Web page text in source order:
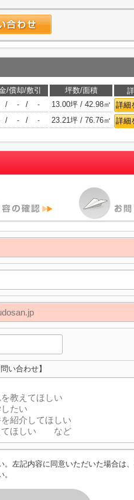
/償却/敷引 坪数/面積
/ - / - 13.00坪 / 42.98㎡ 詳細
/ - / - 23.21坪 / 76.76㎡ 詳細
い合わせ】
。左記内容に同意いただいた場合は
。